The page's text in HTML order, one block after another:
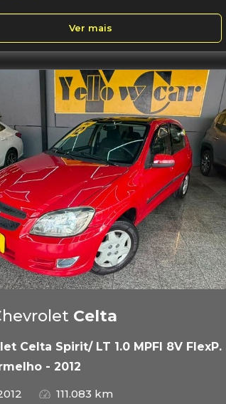
Ver mais
Celta
Celta Spirit/ LT 1.0 MPFI 8V FlexP.
- 2012
111.083 km